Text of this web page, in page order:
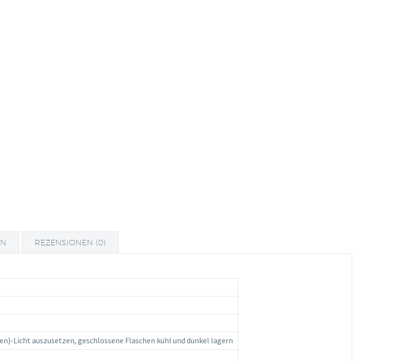
REZENSIONEN (0)
Licht auszusetzen, geschlossene Flaschen kühl und dunkel lagern